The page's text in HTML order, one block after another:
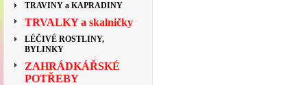
TRAVINY a KAPRADINY
TRVALKY a skalničky
LÉČIVÉ ROSTLINY,
BYLINKY
ZAHRÁDKÁŘSKÉ
POTŘEBY